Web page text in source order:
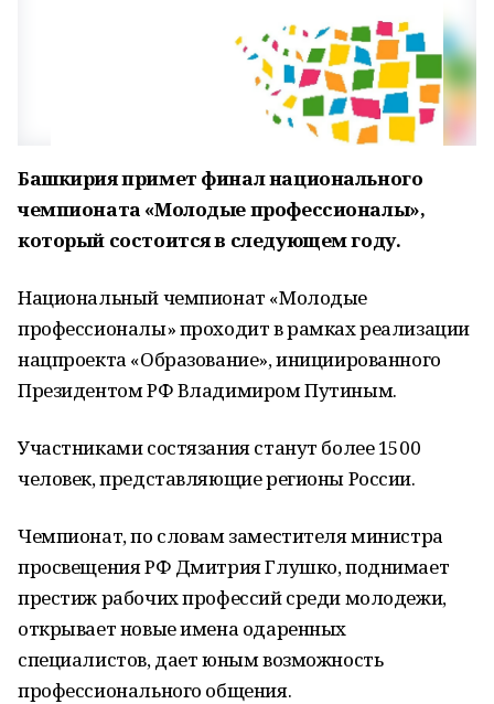
Башкирия примет финал национального
чемпионата «Молодые профессионалы»,
который состоится в следующем году.
Национальный чемпионат «Молодые
профессионалы» проходитв рамках реализации
нацпроекта «Образование», инициированного
Президентом РФ Владимиром Путиным.
Участниками состязания станут более 1500
человек, представляющие регионы России.
Чемпионат, по словам заместителя министра
просвещения РФ Дмитрия Глушко, поднимает
престиж рабочих профессий среди молодежи,
открывает новые имена одаренных
специалистов, дает юным возможность
профессионального общения.